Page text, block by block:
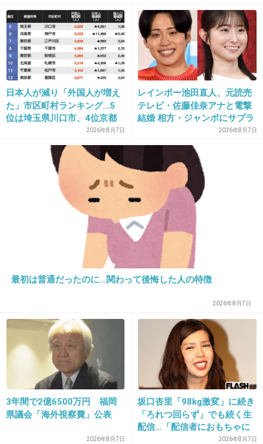
+94 -9
26. 匿名2014/07/06(日) 14:11:28
双葉が鈍感過ぎて、モヤモヤしてしまう
+77 -3
2014/07/06(日) 14:11:33
咲坂さんの絵、すごっくいいですよね
+165
2014/07/06(日) 14:12:46
冬馬くんの、照れながらも直球で行くところが
好きです(*^^*)！
実写やめてほしかったなー
双葉ちゃんと洸とか絶対違うし！！！
29. 匿名2014/07/06(日) 14:13:47
自分が高校生くらいだったら文句なしで、洸を
日本人が減り「外国人が増え
た」市区町村ランキング…5
位は埼玉県川口市、4位京都
市、ではトップ3は？2026年8月7日
レインボー池田直人、元読売
テレビ・佐藤佳奈アナと電撃
結婚 相方・ジャンボにサプラ
2026年8月7日
最初は普通だったのに…関わって後悔した人の特徴
2026年8月7日
3年間で2億6500万円 福岡
県議会「海外視察費」公表
2026年8月7日
坂口杏里「98kg激変」に続き
「ろれつ回らず」でも続く生
配信…「配信者におもちゃに
されてる」知人は懸念表明
2026年8月7日